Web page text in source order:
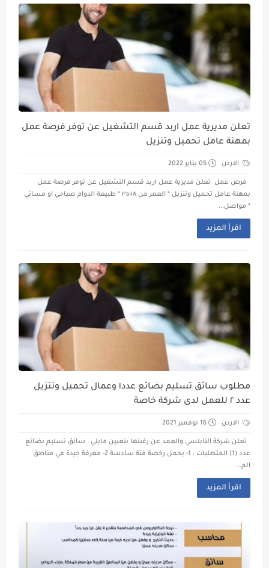
تعلن مديرية عمل اربد قسم التشغيل عن توفر فرصة عمل
بمهنة عامل تحميل وتنزيل
الاردن 05 يناير 2022
فرص عمل تعلن مديرية عمل اربد قسم التشغيل عن توفر فرصة عمل
بمهنة عامل تحميل وتنزيل * العمر من ١٨-٣٥ * طبيعة الدوام صباحي او مسائي
* مواصل...
اقرأ المزيد
مطلوب سائق تسليم بضائع عدد١ وعمال تحميل وتنزيل
عدد ٢ للعمل لدى شركة خاصة
الاردن 16 نوفمبر 2021
تعلن شركة النابلسي والعمد عن رغبتها بتعيين مايلي : سائق تسليم بضائع
عدد (1) المتطلبات : 1- يحمل رخصة فئة سادسة 2- معرفة جيدة في مناطق
الم...
اقرأ المزيد